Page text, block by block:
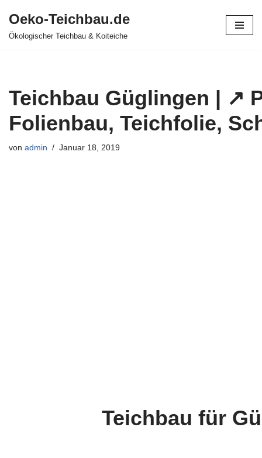
Zum
Oeko-Teichbau.de
Ökologischer Teichbau & Koiteiche
Teichbau Güglingen | ↗️
Folienbau, Teichfolie,
von admin Januar 18, 2019
Teichbau für